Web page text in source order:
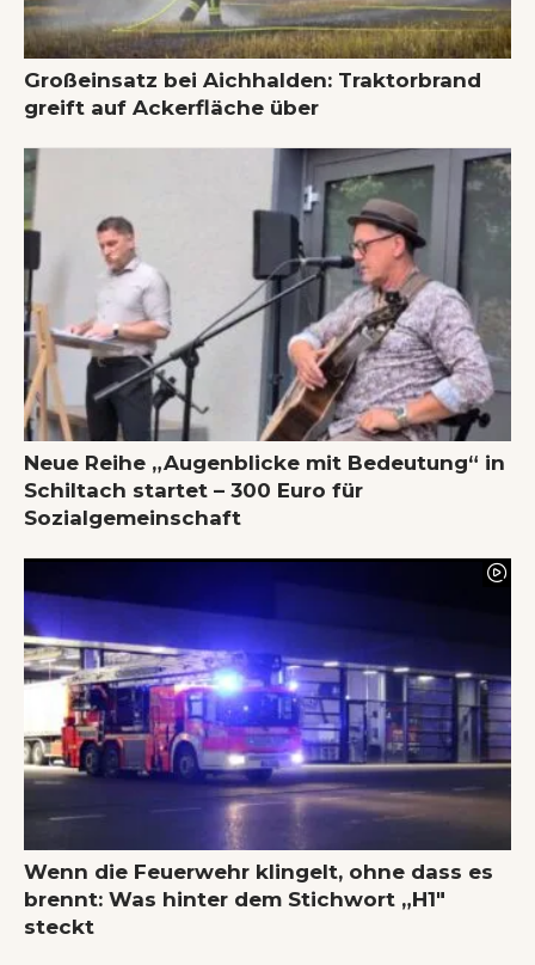
Großeinsatz bei Aichhalden: Traktorbrand
greift auf Ackerfläche über
Neue Reihe „Augenblicke mit Bedeutung“ in
Schiltach startet – 300 Euro für
Sozialgemeinschaft
Wenn die Feuerwehr klingelt, ohne dass es
brennt: Was hinter dem Stichwort „H1″
steckt